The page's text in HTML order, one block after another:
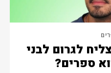
לגרום לבני
ספרים?